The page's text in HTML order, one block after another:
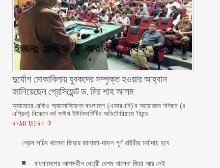
দুর্যোগ মোকাবিলায় যুবকদের সম্পৃক্ত হওয়ার আহ্বান
জানিয়েছেন প্রেসিডেন্ট ড. মির শাহ আলম ‎ ‎
অ্যামেচার রেডিও অ্যাসোসিয়েশন বাংলাদেশ (এআরএবি)’র আয়োজনে শনিবার (৪
এপ্রিল) বিকেলে নর্থ সাউথ ইউনিভার্সিটির অডিটোরিয়ামে ‘বিয়ন্ড
READ MORE
প্রেস সচিব খালেদা জিয়ার জানাজা-দাফন পূর্ণ রাষ্ট্রীয় মর্যাদায় হবে
বাংলাদেশের আপসহীন নেত্রী বেগম খালেদা জিয়া আর নেই